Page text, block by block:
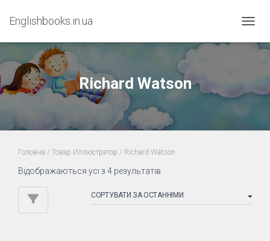
Englishbooks.in.ua
Richard Watson
Головна / Товар Иллюстратор / Richard Watson
Відображаються усі з 4 результатів
latest